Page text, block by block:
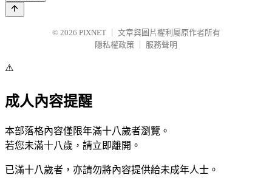
© 2026 PIXNET
文章與圖片權利屬原作者所有
隱私權政策
服務聲明
⚠️
成人內容提醒
本部落格內容僅限年滿十八歲者瀏覽。
若您未滿十八歲，請立即離開。
已滿十八歲者，亦請勿將內容提供給未成年人士。